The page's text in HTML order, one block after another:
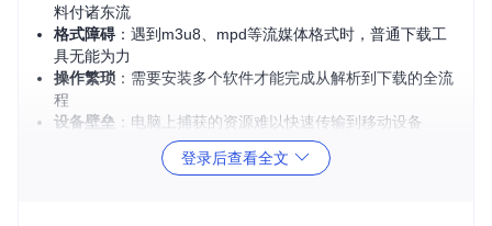
料付诸东流
格式障碍：遇到m3u8、mpd等流媒体格式时，普通下载工
具无能为力
操作繁琐 ：需要安装多个软件才能完成从解析到下载的全流
程
设备壁垒 ：电脑上捕获的资源难以快速传输到移动设备
：国外优质工具界面复杂，语言不通导致功能无法
登录后查看全文